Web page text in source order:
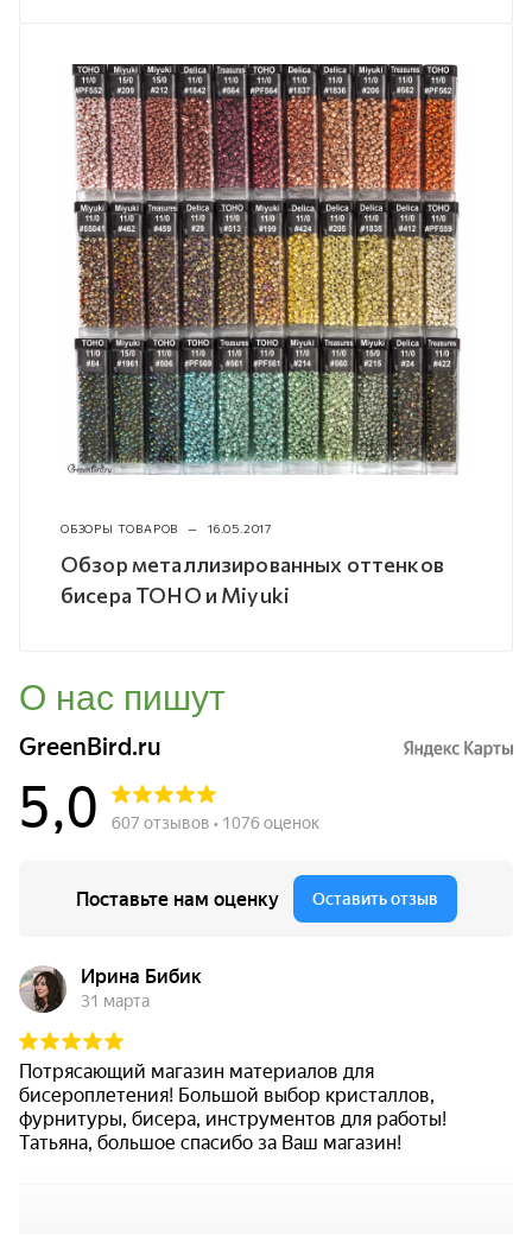
ОБЗОРЫ ТОВАРОВ — 16.05.2017
Обзор металлизированных оттенков
бисера TOHO и Miyuki
О нас пишут